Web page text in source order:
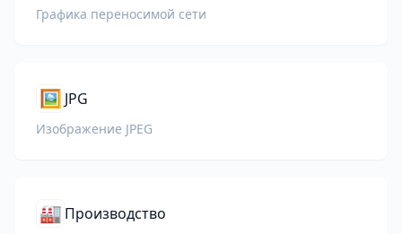
Графика переносимой сети
🖼️ JPG
Изображение JPEG
🏭 Производство